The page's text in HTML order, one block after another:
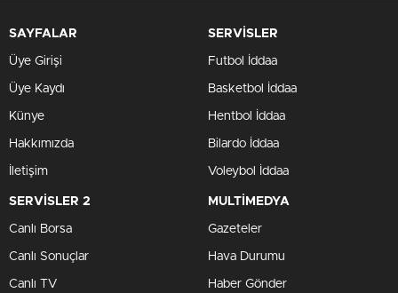
SAYFALAR
Üye Girişi
Üye Kaydı
Künye
Hakkımızda
İletişim
SERVİSLER
Futbol İddaa
Basketbol İddaa
Hentbol İddaa
Bilardo İddaa
Voleybol İddaa
SERVİSLER 2
Canlı Borsa
Canlı Sonuçlar
Canlı TV
MULTİMEDYA
Gazeteler
Hava Durumu
Haber Gönder